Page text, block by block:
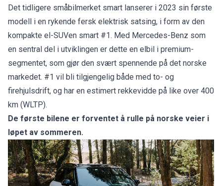
Det tidligere småbilmerket smart lanserer i 2023 sin første
modell i en rykende fersk elektrisk satsing, i form av den
kompakte el-SUVen smart #1. Med Mercedes-Benz som
en sentral del i utviklingen er dette en elbil i premium-
segmentet, som gjør den svært spennende på det norske
markedet. #1 vil bli tilgjengelig både med to- og
firehjulsdrift, og har en estimert rekkevidde på like over 400
km (WLTP).
De første bilene er forventet å rulle på norske veier i
løpet av sommeren.